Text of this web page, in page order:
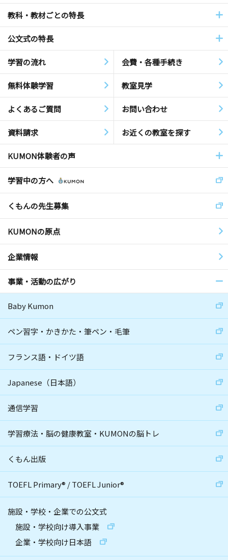
教科・教材ごとの特長
公文式の特長
学習の流れ 会費・各種手続き
無料体験学習 教室見学
よくあるご質問 お問い合わせ
資料請求 お近くの教室を探す
KUMON体験者の声
学習中の方へ
くもんの先生募集
KUMONの原点
企業情報
事業・活動の広がり
Baby Kumon
ペン習字・かきかた・筆ペン・毛筆
フランス語・ドイツ語
Japanese（日本語）
通信学習
学習療法・脳の健康教室・KUMONの脳トレ
くもん出版
TOEFL Primary® /TOEFL Junior®
施設・学校・企業での公文式
施設・学校向け導入事業
企業・学校向け日本語